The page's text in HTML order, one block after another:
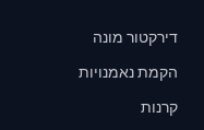
דירקטור מונה
הקמת נאמנויות
קרנות